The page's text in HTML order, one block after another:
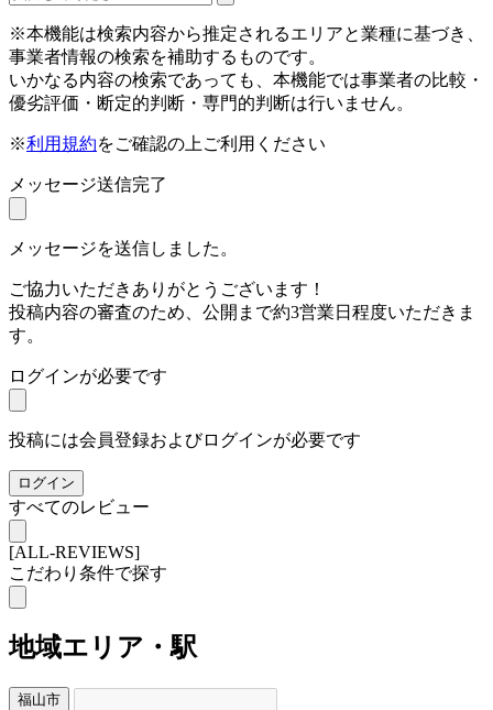
※本機能は検索内容から推定されるエリアと業種に基づき、
事業者情報の検索を補助するものです。
いかなる内容の検索であっても、本機能では事業者の比較・
優劣評価・断定的判断・専門的判断は行いません。
※利用規約をご確認の上ご利用ください
メッセージ送信完了
メッセージを送信しました。
ご協力いただきありがとうございます！
投稿内容の審査のため、公開まで約3営業日程度いただきま
す。
ログインが必要です
投稿には会員登録およびログインが必要です
ログイン
すべてのレビュー
[ALL-REVIEWS]
こだわり条件で探す
地域エリア・駅
福山市